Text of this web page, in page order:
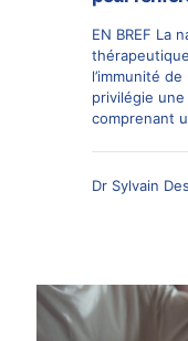
EN BREF La
l’immunité
privilégie
comprenant
Dr Sylvain